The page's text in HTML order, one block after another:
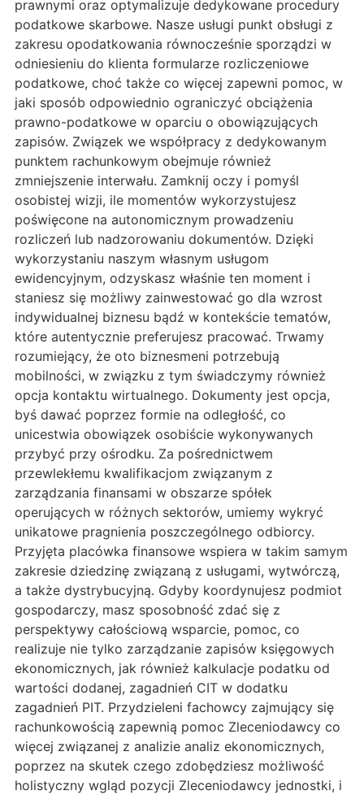
prawnymi oraz optymalizuje dedykowane procedury
podatkowe skarbowe. Nasze usługi punkt obsługi z
zakresu opodatkowania równocześnie sporządzi w
odniesieniu do klienta formularze rozliczeniowe
podatkowe, choć także co więcej zapewni pomoc, w
jaki sposób odpowiednio ograniczyć obciążenia
prawno-podatkowe w oparciu o obowiązujących
zapisów. Związek we współpracy z dedykowanym
punktem rachunkowym obejmuje również
zmniejszenie interwału. Zamknij oczy i pomyśl
osobistej wizji, ile momentów wykorzystujesz
poświęcone na autonomicznym prowadzeniu
rozliczeń lub nadzorowaniu dokumentów. Dzięki
wykorzystaniu naszym własnym usługom
ewidencyjnym, odzyskasz właśnie ten moment i
staniesz się możliwy zainwestować go dla wzrost
indywidualnej biznesu bądź w kontekście tematów,
które autentycznie preferujesz pracować. Trwamy
rozumiejący, że oto biznesmeni potrzebują
mobilności, w związku z tym świadczymy również
opcja kontaktu wirtualnego. Dokumenty jest opcja,
byś dawać poprzez formie na odległość, co
unicestwia obowiązek osobiście wykonywanych
przybyć przy ośrodku. Za pośrednictwem
przewlekłemu kwalifikacjom związanym z
zarządzania finansami w obszarze spółek
operujących w różnych sektorów, umiemy wykryć
unikatowe pragnienia poszczególnego odbiorcy.
Przyjęta placówka finansowe wspiera w takim samym
zakresie dziedzinę związaną z usługami, wytwórczą,
a także dystrybucyjną. Gdyby koordynujesz podmiot
gospodarczy, masz sposobność zdać się z
perspektywy całościową wsparcie, pomoc, co
realizuje nie tylko zarządzanie zapisów księgowych
ekonomicznych, jak również kalkulacje podatku od
wartości dodanej, zagadnień CIT w dodatku
zagadnień PIT. Przydzieleni fachowcy zajmujący się
rachunkowością zapewnią pomoc Zleceniodawcy co
więcej związanej z analizie analiz ekonomicznych,
poprzez na skutek czego zdobędziesz możliwość
holistyczny wgląd pozycji Zleceniodawcy jednostki, i